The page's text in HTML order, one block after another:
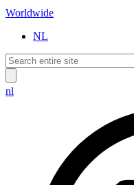
Worldwide
NL
nl